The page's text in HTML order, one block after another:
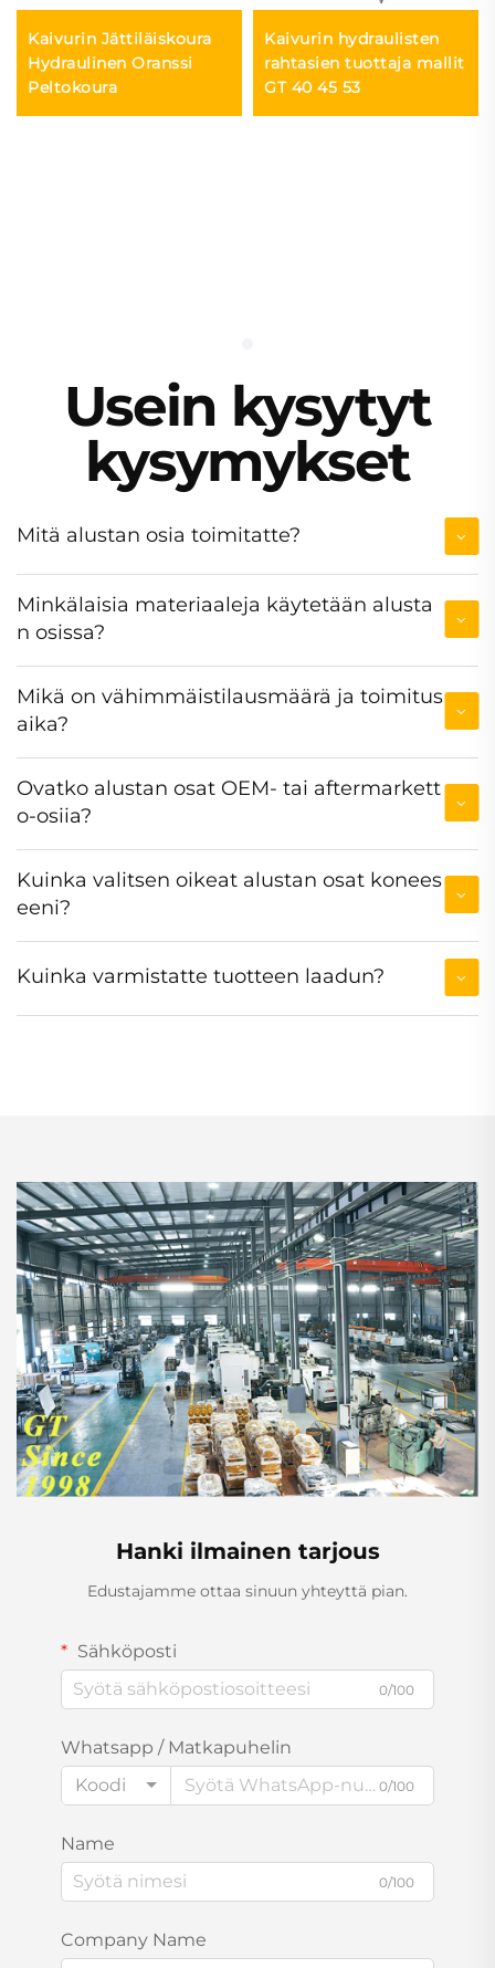
Kaivurin Jättiläiskoura
Hydraulinen Oranssi
Peltokoura
Kaivurin hydraulisten
rahtasien tuottaja mallit
GT 40 45 53
Usein kysytyt
kysymykset
Mitä alustan osia toimitatte?
Minkälaisia materiaaleja käytetään alusta
n osissa?
Mikä on vähimmäistilausmäärä ja toimitus
aika?
Ovatko alustan osat OEM- tai aftermarkett
o-osiia?
Kuinka valitsen oikeat alustan osat konees
eeni?
Kuinka varmistatte tuotteen laadun?
Hanki ilmainen tarjous
Edustajamme ottaa sinuun yhteyttä pian.
Sähköposti
0/100
Whatsapp / Matkapuhelin
Koodi
0/100
Name
0/100
Company Name